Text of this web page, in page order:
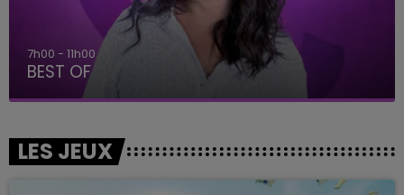
11h00 - 16h00
Le week-end Champagne FM
LES JEUX